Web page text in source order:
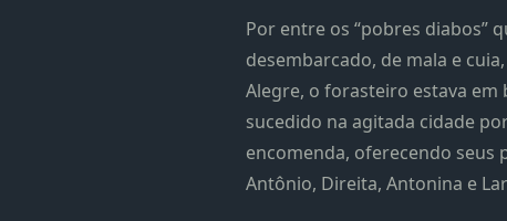
Por entre os “pobres diabos”
desembarcado, de mala e
Alegre, o forasteiro estava
sucedido na agitada cidade
encomenda, oferecendo
Antônio, Direita, Antonina e